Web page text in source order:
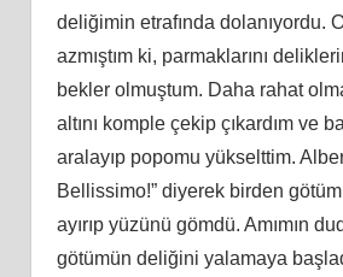
deliğimin etrafında dolanıyordu.
azmıştım ki, parmaklarını
bekler olmuştum. Daha rahat
altını komple çekip çıkardım ve
aralayıp popomu yükselttim.
Bellissimo!” diyerek birden
ayırıp yüzünü gömdü. Amımın
götümün deliğini yalamaya